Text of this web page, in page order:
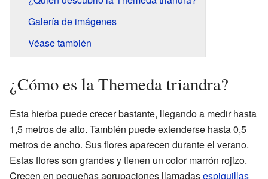
Galería de imágenes
Véase también
¿Cómo es la Themeda triandra?
Esta hierba puede crecer bastante, llegando a medir hasta
1,5 metros de alto. También puede extenderse hasta 0,5
metros de ancho. Sus flores aparecen durante el verano.
Estas flores son grandes y tienen un color marrón rojizo.
Crecen en pequeñas agrupaciones llamadasespiguillas